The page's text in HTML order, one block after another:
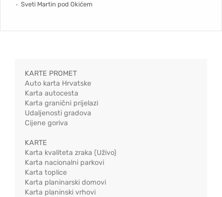
Sveti Martin pod Okićem
KARTE PROMET
Auto karta Hrvatske
Karta autocesta
Karta granični prijelazi
Udaljenosti gradova
Cijene goriva
KARTE
Karta kvaliteta zraka (Uživo)
Karta nacionalni parkovi
Karta toplice
Karta planinarski domovi
Karta planinski vrhovi